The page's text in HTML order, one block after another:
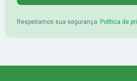
Respeitamos sua segurança. Política de